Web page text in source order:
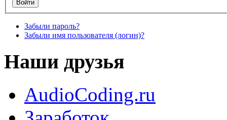
Забыли пароль?
Забыли имя пользователя (логин)?
Наши друзья
AudioCoding.ru